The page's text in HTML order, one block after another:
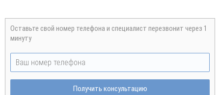
Оставьте свой номер телефона и специалист перезвонит через 1
минуту
Получить консультацию